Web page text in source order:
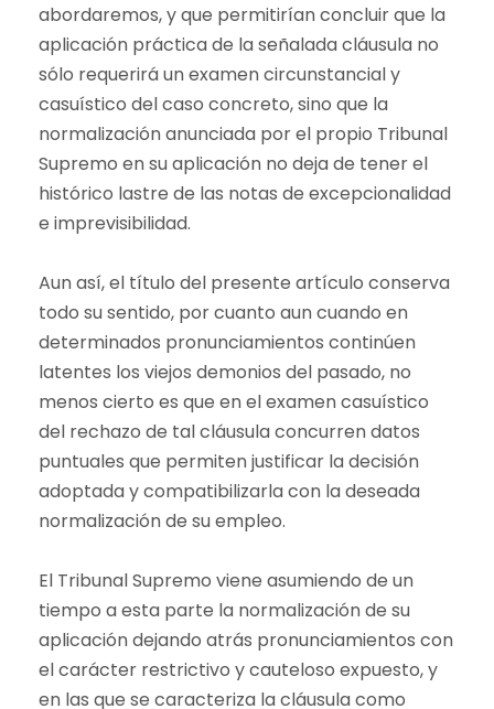
abordaremos, y que permitirían concluir que la
aplicación práctica de la señalada cláusula no
sólo requerirá un examen circunstancial y
casuístico del caso concreto, sino que la
normalización anunciada por el propio Tribunal
Supremo en su aplicación no deja de tener el
histórico lastre de las notas de excepcionalidad
e imprevisibilidad.
Aun así, el título del presente artículo conserva
todo su sentido, por cuanto aun cuando en
determinados pronunciamientos continúen
latentes los viejos demonios del pasado, no
menos cierto es que en el examen casuístico
del rechazo de tal cláusula concurren datos
puntuales que permiten justificar la decisión
adoptada y compatibilizarla con la deseada
normalización de su empleo.
El Tribunal Supremo viene asumiendo de un
tiempo a esta parte la normalización de su
aplicación dejando atrás pronunciamientos con
el carácter restrictivo y cauteloso expuesto, y
en las que se caracteriza la cláusula como